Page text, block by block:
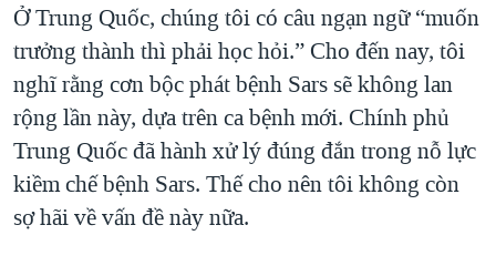
Ở Trung Quốc, chúng tôi có câu ngạn ngữ “muốn
trưởng thành thì phải học hỏi.” Cho đến nay, tôi
nghĩ rằng cơn bộc phát bệnh Sars sẽ không lan
rộng lần này, dựa trên ca bệnh mới. Chính phủ
Trung Quốc đã hành xử lý đúng đắn trong nỗ lực
kiềm chế bệnh Sars. Thế cho nên tôi không còn
sợ hãi về vấn đề này nữa.